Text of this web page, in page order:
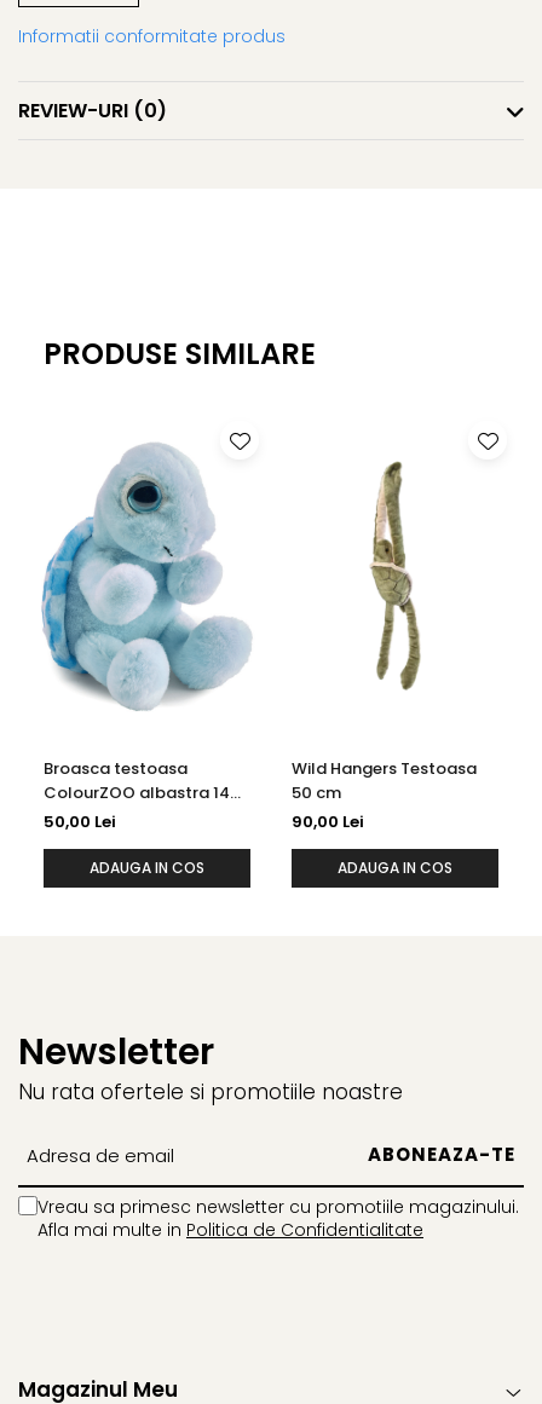
Ideala pentru cadouri
Informatii conformitate produs
REVIEW-URI (0)
PRODUSE SIMILARE
Broasca testoasa
ColourZOO albastra 14
cm
50,00 Lei
ADAUGA IN COS
Wild Hangers Testoasa
50 cm
90,00 Lei
ADAUGA IN COS
Newsletter
Nu rata ofertele si promotiile noastre
Vreau sa primesc newsletter cu promotiile magazinului.
Afla mai multe in Politica de Confidentialitate
Magazinul Meu